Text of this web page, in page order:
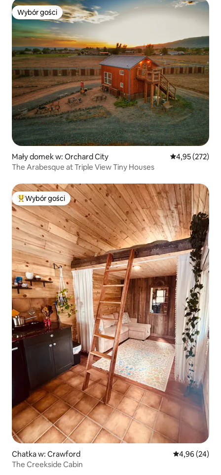
Wybór gości
Wybór gości
Mały domek w: Orchard City Średnia
4,95 (272)
The Arabesque at Triple View Tiny Houses
Najpopularniejsze z kategorii Wybór gości
Wybór gości
Chatka w: Crawford Średnia
4,96 (24)
The Creekside Cabin